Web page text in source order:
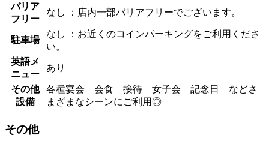
バリア
フリー
なし ：店内一部バリアフリーでございます。
駐車場
なし ：お近くのコインパーキングをご利用くださ
い。
英語メ
ニュー
あり
その他
設備
各種宴会 会食 接待 女子会 記念日 などさ
まざまなシーンにご利用◎
その他